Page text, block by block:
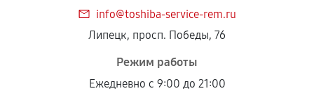
info@toshiba-service-rem.ru
Липецк, просп. Победы, 76
Режим работы
Ежедневно с 9:00 до 21:00